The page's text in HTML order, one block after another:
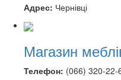
Адрес: Чернівці
Магазин
Телефон: (066) 320-22-